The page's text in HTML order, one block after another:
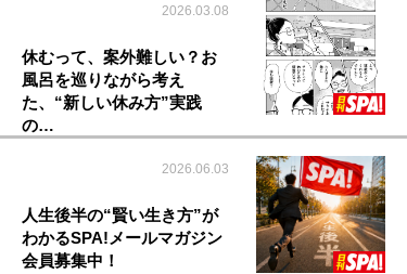
2026.03.08
休むって、案外難しい？お
風呂を巡りながら考え
た、“新しい休み方”実践
の…
2026.06.03
人生後半の“賢い生き方”が
わかるSPA!メールマガジン
会員募集中！